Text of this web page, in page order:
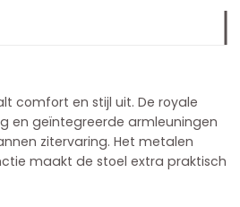
comfort en stijl uit. De royale
en geïntegreerde armleuningen
zitervaring. Het metalen
maakt de stoel extra praktisch